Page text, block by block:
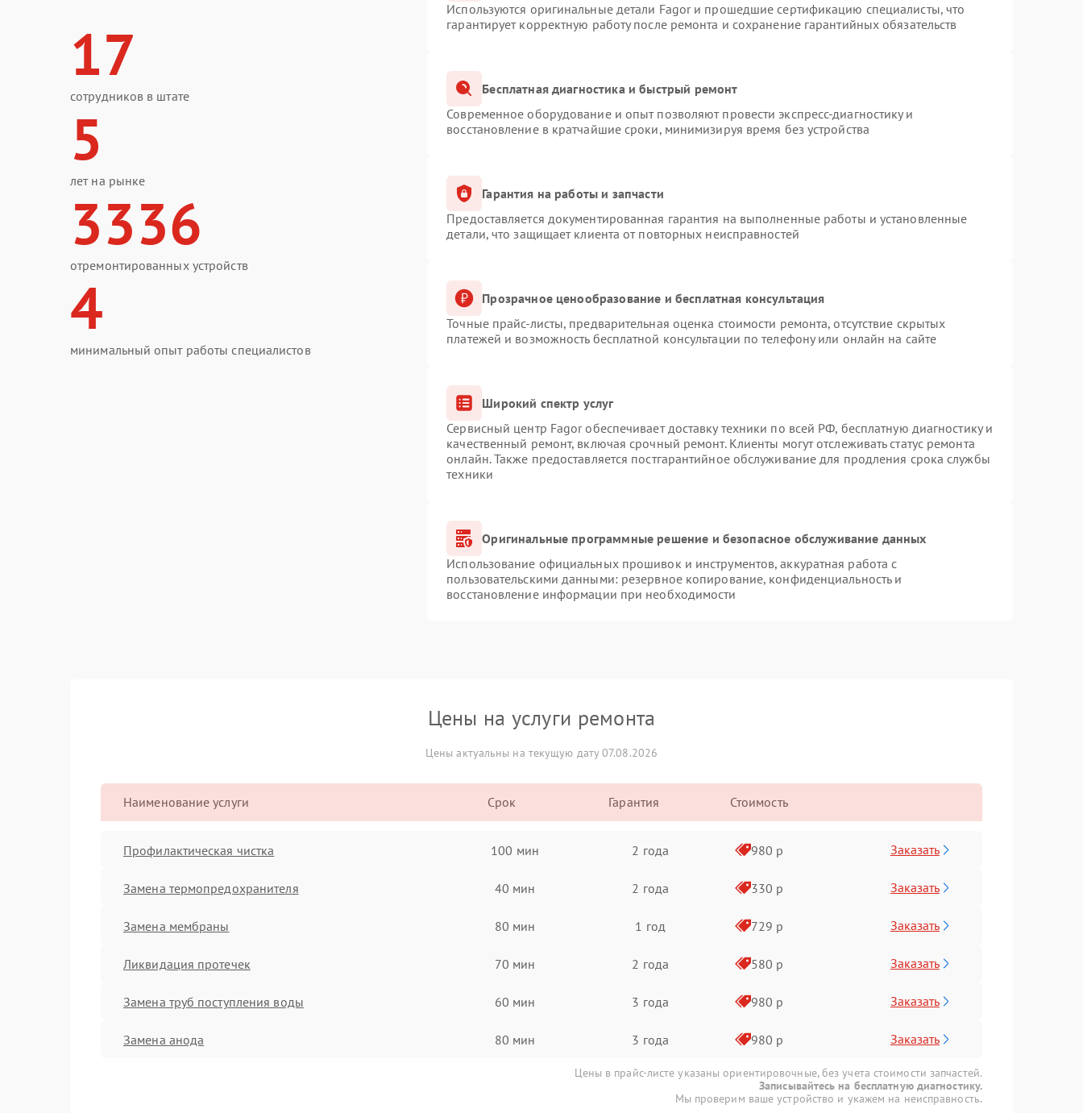
17
сотрудников в штате
5
лет на рынке
3336
отремонтированных устройств
4
минимальный опыт работы специалистов
Используются оригинальные детали Fagor и прошедшие сертификацию специалисты, что
гарантирует корректную работу после ремонта и сохранение гарантийных обязательств
Бесплатная диагностика и быстрый ремонт
Современное оборудование и опыт позволяют провести экспресс-диагностику и
восстановление в кратчайшие сроки, минимизируя время без устройства
Гарантия на работы и запчасти
Предоставляется документированная гарантия на выполненные работы и установленные
детали, что защищает клиента от повторных неисправностей
Прозрачное ценообразование и бесплатная консультация
Точные прайс-листы, предварительная оценка стоимости ремонта, отсутствие скрытых
платежей и возможность бесплатной консультации по телефону или онлайн на сайте
Широкий спектр услуг
Сервисный центр Fagor обеспечивает доставку техники по всей РФ, бесплатную диагностику и
качественный ремонт, включая срочный ремонт. Клиенты могут отслеживать статус ремонта
онлайн. Также предоставляется постгарантийное обслуживание для продления срока службы
техники
Оригинальные программные решение и безопасное обслуживание данных
Использование официальных прошивок и инструментов, аккуратная работа с
пользовательскими данными: резервное копирование, конфиденциальность и
восстановление информации при необходимости
Цены на услуги ремонта
Цены актуальны на текущую дату 07.08.2026
Наименование услуги Срок Гарантия Стоимость
Профилактическая чистка 100 мин 2 года 980 р Заказать
Замена термопредохранителя 40 мин 2 года 330 р Заказать
Замена мембраны 80 мин 1 год 729 р Заказать
Ликвидация протечек 70 мин 2 года 580 р Заказать
Замена труб поступления воды 60 мин 3 года 980 р Заказать
Замена анода 80 мин 3 года 980 р Заказать
Цены в прайс-листе указаны ориентировочные, без учета стоимости запчастей.
Записывайтесь на бесплатную диагностику.
Мы проверим ваше устройство и укажем на неисправность.